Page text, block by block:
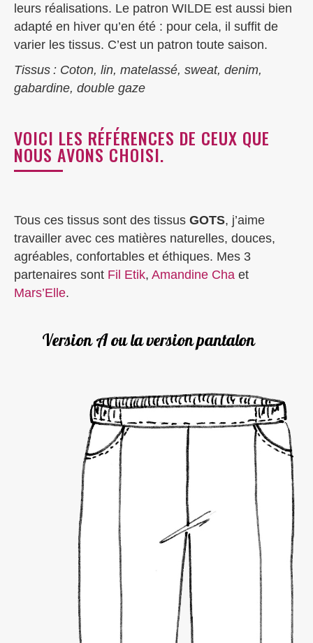
leurs réalisations. Le patron WILDE est aussi bien
adapté en hiver qu’en été : pour cela, il suffit de
varier les tissus. C’est un patron toute saison.
Tissus : Coton, lin, matelassé, sweat, denim,
gabardine, double gaze
VOICI LES RÉFÉRENCES DE CEUX QUE
NOUS AVONS CHOISI.
Tous ces tissus sont des tissus GOTS, j’aime
travailler avec ces matières naturelles, douces,
agréables, confortables et éthiques. Mes 3
partenaires sont Fil Etik, Amandine Cha et
Mars’Elle.
Version A ou la version pantalon